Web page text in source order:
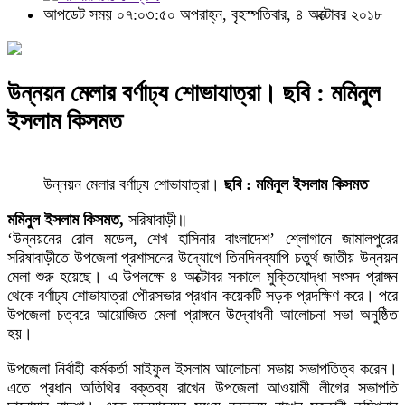
আপডেট সময় ০৭:০৩:৫০ অপরাহ্ন, বৃহস্পতিবার, ৪ অক্টোবর ২০১৮
উন্নয়ন মেলার বর্ণাঢ্য শোভাযাত্রা। ছবি : মমিনুল
ইসলাম কিসমত
উন্নয়ন মেলার বর্ণাঢ্য শোভাযাত্রা। ছবি : মমিনুল ইসলাম কিসমত
মমিনুল ইসলাম কিসমত, সরিষাবাড়ী॥
‘উন্নয়নের রোল মডেল, শেখ হাসিনার বাংলাদেশ’ শ্লোগানে জামালপুরের
সরিষাবাড়ীতে উপজেলা প্রশাসনের উদ্যোগে তিনদিনব্যাপি চতুর্থ জাতীয় উন্নয়ন
মেলা শুরু হয়েছে। এ উপলক্ষে ৪ অক্টোবর সকালে মুক্তিযোদ্ধা সংসদ প্রাঙ্গন
থেকে বর্ণাঢ্য শোভাযাত্রা পৌরসভার প্রধান কয়েকটি সড়ক প্রদক্ষিণ করে। পরে
উপজেলা চত্বরে আয়োজিত মেলা প্রাঙ্গনে উদ্বোধনী আলোচনা সভা অনুষ্ঠিত
হয়।
উপজেলা নির্বাহী কর্মকর্তা সাইফুল ইসলাম আলোচনা সভায় সভাপতিত্ব করেন।
এতে প্রধান অতিথির বক্তব্য রাখেন উপজেলা আওয়ামী লীগের সভাপতি